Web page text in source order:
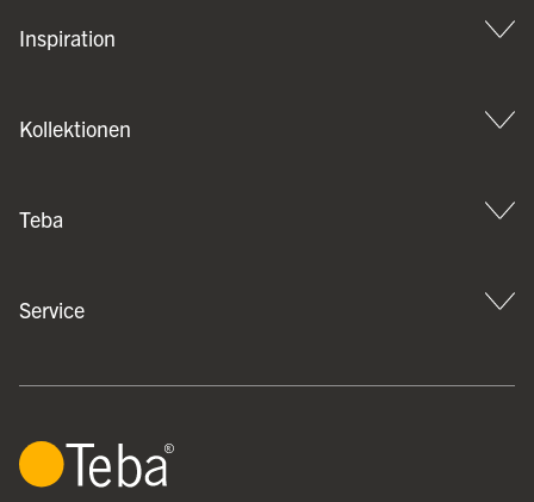
Inspiration
Kollektionen
Teba
Service